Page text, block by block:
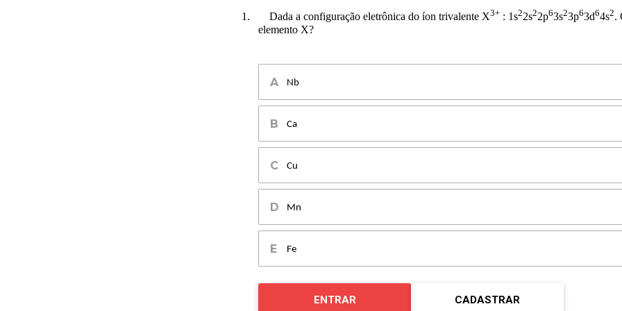
1. Dada a configuração eletrônica do íon trivalente X3+ : 1s22s22p63s23p63d64s2.
elemento X?
Nb
Ca
Cu
Mn
Fe
ENTRAR CADASTRAR